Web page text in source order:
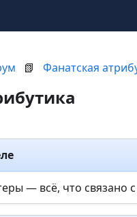
📗 Фанатская
— всё, что